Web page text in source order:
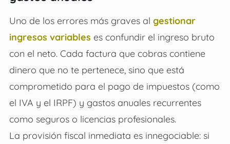
Uno de los errores más graves al gestionar
ingresos variables es confundir el ingreso bruto
con el neto. Cada factura que cobras contiene
dinero que no te pertenece, sino que está
comprometido para el pago de impuestos (como
el IVA y el IRPF) y gastos anuales recurrentes
como seguros o licencias profesionales.
La provisión fiscal inmediata es innegociable: si